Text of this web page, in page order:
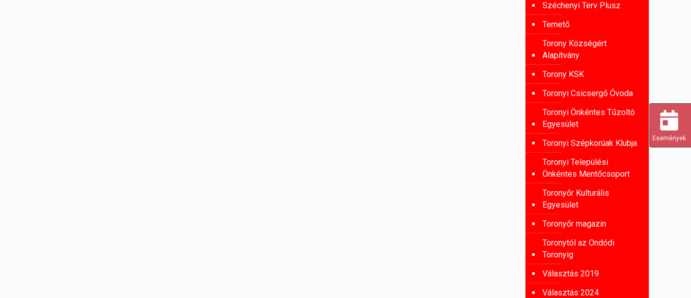
Széchenyi Terv Plusz
Temető
Torony Községért
Alapítvány
Torony KSK
Toronyi Csicsergő Óvoda
Toronyi Önkéntes Tűzoltó
Egyesület
Toronyi Szépkorúak Klubja
Toronyi Települési
Önkéntes Mentőcsoport
Toronyőr Kulturális
Egyesület
Toronyőr magazin
Toronytól az Ondódi
Toronyig
Választás 2019
Választás 2024
Események